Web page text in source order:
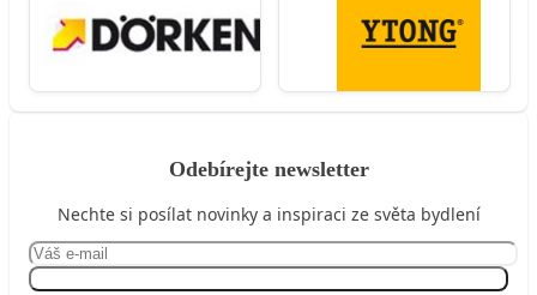
Odebírejte newsletter
Nechte si posílat novinky a inspiraci ze světa bydlení